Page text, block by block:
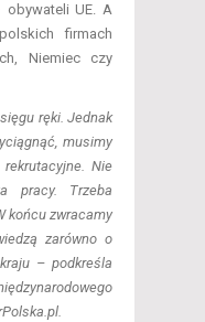
obywateli UE. A
firmach
Niemiec czy
ręki. Jednak
musimy
Nie
pracy. Trzeba
końcu zwracamy
zarówno o
– podkreśla